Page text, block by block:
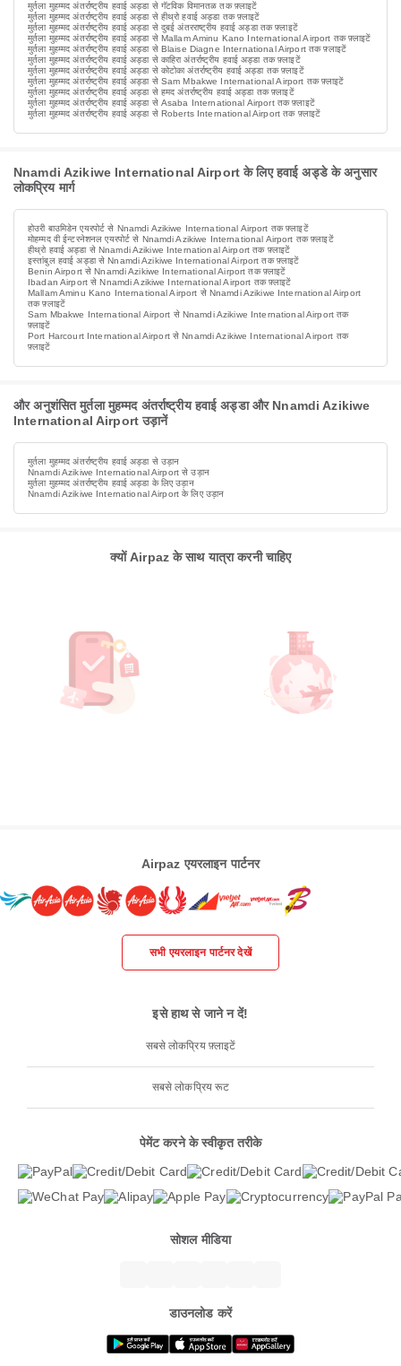
मुर्तला मुहम्मद अंतर्राष्ट्रीय हवाई अड्डा से गॅटविक विमानतळ तक फ़्लाइटें
मुर्तला मुहम्मद अंतर्राष्ट्रीय हवाई अड्डा से हीथ्रो हवाई अड्डा तक फ़्लाइटें
मुर्तला मुहम्मद अंतर्राष्ट्रीय हवाई अड्डा से दुबई अंतरराष्ट्रीय हवाई अड्डा तक फ़्लाइटें
मुर्तला मुहम्मद अंतर्राष्ट्रीय हवाई अड्डा से Mallam Aminu Kano International Airport तक फ़्लाइटें
मुर्तला मुहम्मद अंतर्राष्ट्रीय हवाई अड्डा से Blaise Diagne International Airport तक फ़्लाइटें
मुर्तला मुहम्मद अंतर्राष्ट्रीय हवाई अड्डा से काहिरा अंतर्राष्ट्रीय हवाई अड्डा तक फ़्लाइटें
मुर्तला मुहम्मद अंतर्राष्ट्रीय हवाई अड्डा से कोटोका अंतर्राष्ट्रीय हवाई अड्डा तक फ़्लाइटें
मुर्तला मुहम्मद अंतर्राष्ट्रीय हवाई अड्डा से Sam Mbakwe International Airport तक फ़्लाइटें
मुर्तला मुहम्मद अंतर्राष्ट्रीय हवाई अड्डा से हमद अंतर्राष्ट्रीय हवाई अड्डा तक फ़्लाइटें
मुर्तला मुहम्मद अंतर्राष्ट्रीय हवाई अड्डा से Asaba International Airport तक फ़्लाइटें
मुर्तला मुहम्मद अंतर्राष्ट्रीय हवाई अड्डा से Roberts International Airport तक फ़्लाइटें
Nnamdi Azikiwe International Airport के लिए हवाई अड्डे के अनुसार
लोकप्रिय मार्ग
होउरी बाउमिडेन एयरपोर्ट से Nnamdi Azikiwe International Airport तक फ़्लाइटें
मोहम्मद वी ईन्टरनेशनल एयरपोर्ट से Nnamdi Azikiwe International Airport तक फ़्लाइटें
हीथ्रो हवाई अड्डा से Nnamdi Azikiwe International Airport तक फ़्लाइटें
इस्तांबुल हवाई अड्डा से Nnamdi Azikiwe International Airport तक फ़्लाइटें
Benin Airport से Nnamdi Azikiwe International Airport तक फ़्लाइटें
Ibadan Airport से Nnamdi Azikiwe International Airport तक फ़्लाइटें
Mallam Aminu Kano International Airport से Nnamdi Azikiwe International Airport
तक फ़्लाइटें
Sam Mbakwe International Airport से Nnamdi Azikiwe International Airport तक
फ़्लाइटें
Port Harcourt International Airport से Nnamdi Azikiwe International Airport तक
फ़्लाइटें
और अनुशंसित मुर्तला मुहम्मद अंतर्राष्ट्रीय हवाई अड्डा और Nnamdi Azikiwe
International Airport उड़ानें
मुर्तला मुहम्मद अंतर्राष्ट्रीय हवाई अड्डा से उड़ान
Nnamdi Azikiwe International Airport से उड़ान
मुर्तला मुहम्मद अंतर्राष्ट्रीय हवाई अड्डा के लिए उड़ान
Nnamdi Azikiwe International Airport के लिए उड़ान
क्यों Airpaz के साथ यात्रा करनी चाहिए
Airpaz एयरलाइन पार्टनर
सभी एयरलाइन पार्टनर देखें
इसे हाथ से जाने न दें!
सबसे लोकप्रिय फ़्लाइटें
सबसे लोकप्रिय रूट
पेमेंट करने के स्वीकृत तरीके
सोशल मीडिया
डाउनलोड करें